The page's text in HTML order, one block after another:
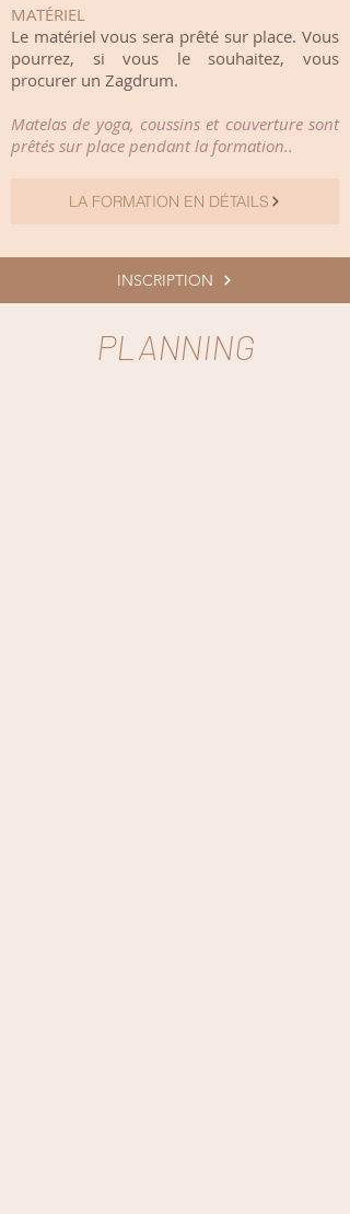
MATÉRIEL
Le matériel vous sera prêté sur place. Vous
pourrez, si vous le souhaitez, vous
procurer un Zagdrum.
Matelas de yoga, coussins et couverture sont
prêtés sur place pendant la formation..
LA FORMATION EN DÉTAILS
INSCRIPTION
PLANNING